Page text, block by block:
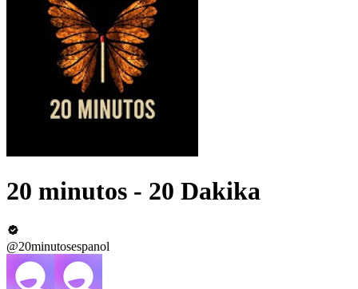
20 minutos - 20 Dakika
@20minutosespanol